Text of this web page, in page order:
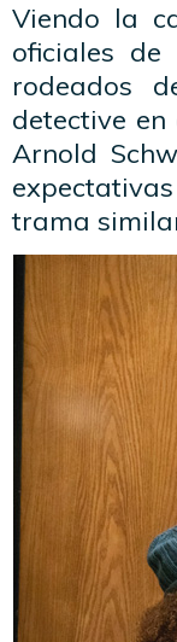
Viendo la
oficiales
rodeados
detective
Arnold
trama